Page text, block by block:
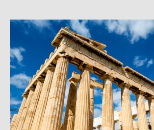
Antička
(periodizacija)